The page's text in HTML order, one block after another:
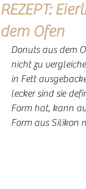
REZEPT:
dem Ofen
Donuts aus dem
nicht zu
in Fett
lecker sind sie
Form hat, kann
Form aus Silikon